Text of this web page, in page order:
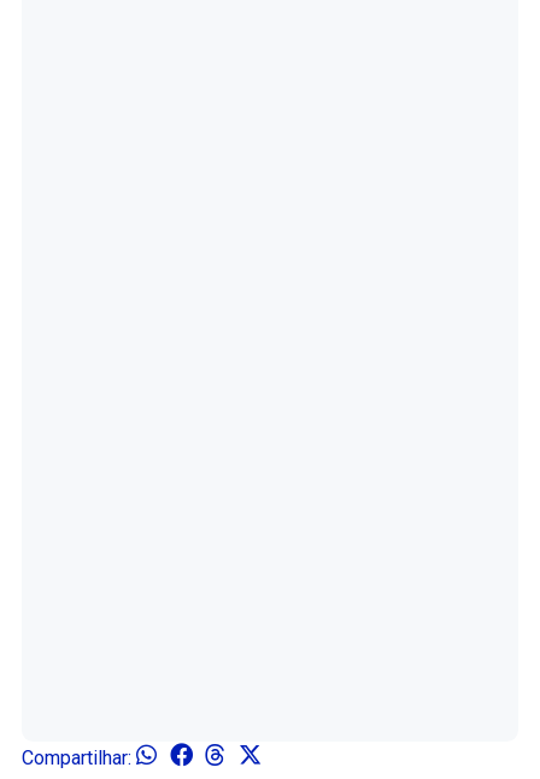
Compartilhar: